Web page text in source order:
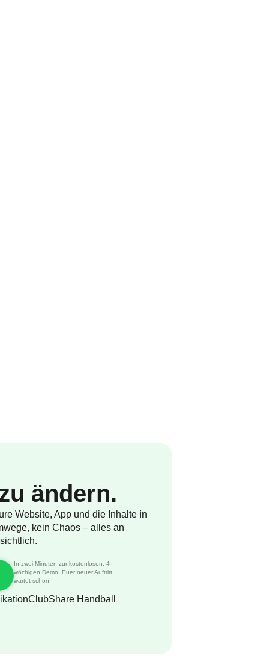
ändern.
Website, App und die Inhalte in
kein Chaos – alles an
In zwei Minuten zur kostenlosen, 4-
wöchigen Demo. Euer neuer Auftritt
wartet schon.